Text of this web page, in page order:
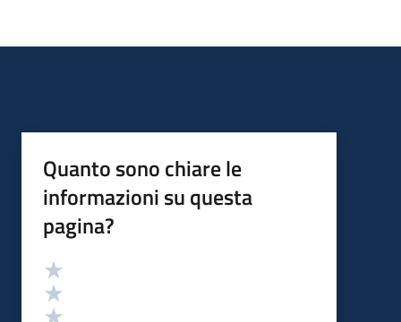
Quanto sono chiare le
informazioni su questa
pagina?
Valutazione